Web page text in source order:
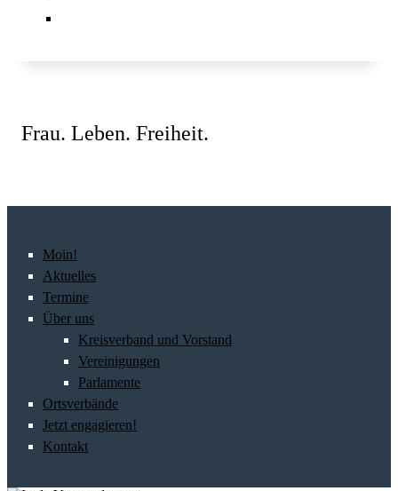
Frau. Leben. Freiheit.
Moin!
Aktuelles
Termine
Über uns
Kreisverband und Vorstand
Vereinigungen
Parlamente
Ortsverbände
Jetzt engagieren!
Kontakt